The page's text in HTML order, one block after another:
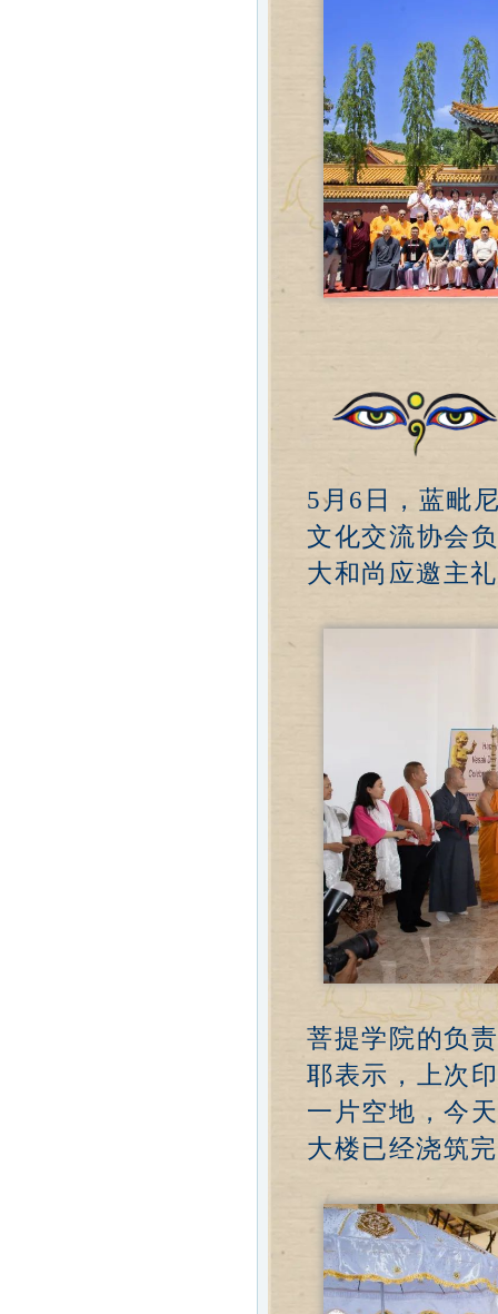
5月6日，蓝毗
文化交流协会
大和尚应邀主
菩提学院的负
耶表示，上次
一片空地，今
大楼已经浇筑